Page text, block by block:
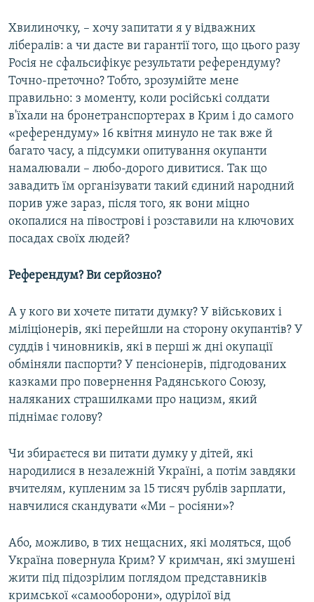
Хвилиночку, – хочу запитати я у відважних
лібералів: а чи дасте ви гарантії того, що цього разу
Росія не сфальсифікує результати референдуму?
Точно-преточно? Тобто, зрозумійте мене
правильно: з моменту, коли російські солдати
в'їхали на бронетранспортерах в Крим і до самого
«референдуму» 16 квітня минуло не так вже й
багато часу, а підсумки опитування окупанти
намалювали – любо-дорого дивитися. Так що
завадить їм організувати такий єдиний народний
порив уже зараз, після того, як вони міцно
окопалися на півострові і розставили на ключових
посадах своїх людей?
Референдум? Ви серйозно?
А у кого ви хочете питати думку? У військових і
міліціонерів, які перейшли на сторону окупантів? У
суддів і чиновників, які в перші ж дні окупації
обміняли паспорти? У пенсіонерів, підгодованих
казками про повернення Радянського Союзу,
наляканих страшилками про нацизм, який
піднімає голову?
Чи збираєтеся ви питати думку у дітей, які
народилися в незалежній Україні, а потім завдяки
вчителям, купленим за 15 тисяч рублів зарплати,
навчилися скандувати «Ми – росіяни»?
Або, можливо, в тих нещасних, які моляться, щоб
Україна повернула Крим? У кримчан, які змушені
жити під підозрілим поглядом представників
кримської «самооборони», одурілої від